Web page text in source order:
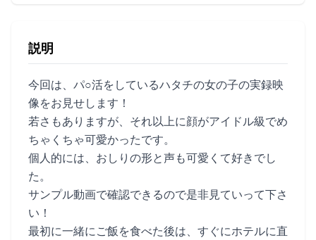
説明
今回は、パ○活をしているハタチの女の子の実録映
像をお見せします！
若さもありますが、それ以上に顔がアイドル級でめ
ちゃくちゃ可愛かったです。
個人的には、おしりの形と声も可愛くて好きでし
た。
サンプル動画で確認できるので是非見ていって下さ
い！
最初に一緒にご飯を食べた後は、すぐにホテルに直